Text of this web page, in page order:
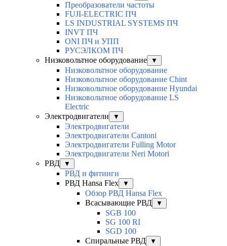
Преобразователи частоты
FUJI-ELECTRIC ПЧ
LS INDUSTRIAL SYSTEMS ПЧ
INVT ПЧ
ONI ПЧ и УПП
РУСЭЛКОМ ПЧ
Низковольтное оборудование
▼
Низковольтное оборудование
Низковольтное оборудование Chint
Низковольтное оборудование Hyundai
Низковольтное оборудование LS
Electric
Электродвигатели
▼
Электродвигатели
Электродвигатели Cantoni
Электродвигатели Fulling Motor
Электродвигатели Neri Motori
РВД
▼
РВД и фитинги
РВД Hansa Flex
▼
Обзор РВД Hansa Flex
Всасывающие РВД
▼
SGB 100
SG 100 RI
SGD 100
Спиральные РВД
▼